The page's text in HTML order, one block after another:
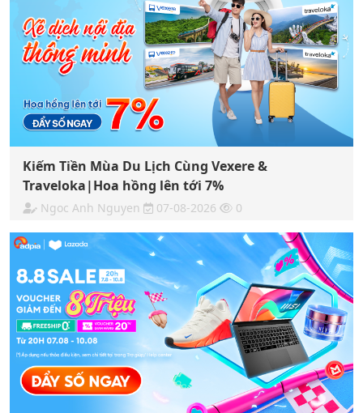
Kiếm Tiền Mùa Du Lịch Cùng Vexere &
Traveloka|Hoa hồng lên tới 7%
Ngoc Anh Nguyen 07-08-2026 0